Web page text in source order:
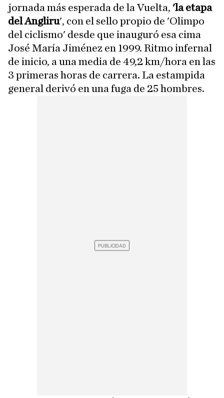
jornada más esperada de la Vuelta, 'la etapa
del Angliru', con el sello propio de 'Olimpo
del ciclismo' desde que inauguró esa cima
José María Jiménez en 1999. Ritmo infernal
de inicio, a una media de 49,2 km/hora en las
3 primeras horas de carrera. La estampida
general derivó en una fuga de 25 hombres.